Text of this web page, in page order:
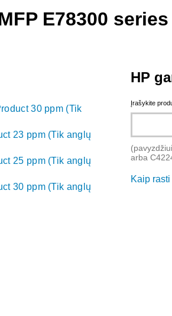
E78300 series
30 ppm (Tik
23 ppm (Tik anglų
25 ppm (Tik anglų
30 ppm (Tik anglų
HP
Įrašykite
arba
Kaip